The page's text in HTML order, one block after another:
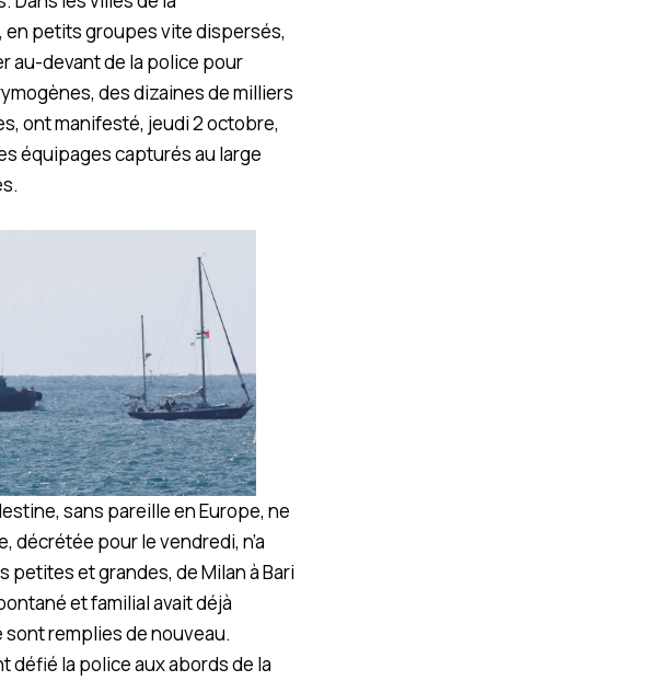
petits groupes vite dispersés,
au-devant de la police pour
des dizaines de milliers
ont manifesté, jeudi 2 octobre,
équipages capturés au large
sans pareille en Europe, ne
décrétée pour le vendredi, n’a
petites et grandes, de Milan à Bari
et familial avait déjà
remplies de nouveau.
défié la police aux abords de la